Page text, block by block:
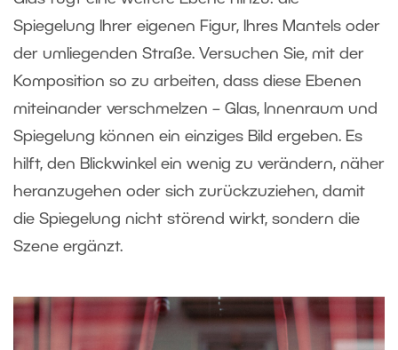
Spiegelung Ihrer eigenen Figur, Ihres Mantels oder
der umliegenden Straße. Versuchen Sie, mit der
Komposition so zu arbeiten, dass diese Ebenen
miteinander verschmelzen – Glas, Innenraum und
Spiegelung können ein einziges Bild ergeben. Es
hilft, den Blickwinkel ein wenig zu verändern, näher
heranzugehen oder sich zurückzuziehen, damit
die Spiegelung nicht störend wirkt, sondern die
Szene ergänzt.